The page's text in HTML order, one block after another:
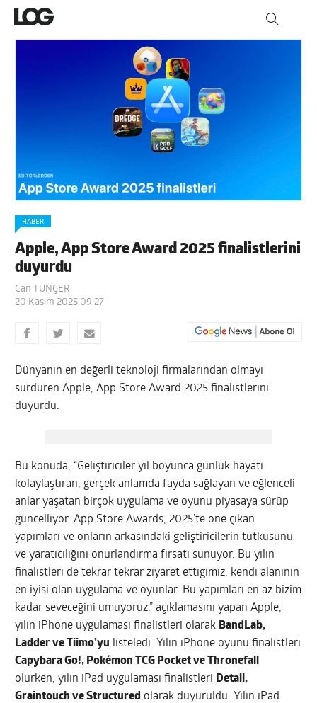
HABER
Apple, App Store Award 2025 finalistlerini
duyurdu
Can TUNÇER
20 Kasım 2025 09:27
Dünyanın en değerli teknoloji firmalarından olmayı
sürdüren Apple, App Store Award 2025 finalistlerini
duyurdu.
Bu konuda, “Geliştiriciler yıl boyunca günlük hayatı
kolaylaştıran, gerçek anlamda fayda sağlayan ve eğlenceli
anlar yaşatan birçok uygulama ve oyunu piyasaya sürüp
güncelliyor. App Store Awards, 2025’te öne çıkan
yapımları ve onların arkasındaki geliştiricilerin tutkusunu
ve yaratıcılığını onurlandırma fırsatı sunuyor. Bu yılın
finalistleri de tekrar tekrar ziyaret ettiğimiz, kendi alanının
en iyisi olan uygulama ve oyunlar. Bu yapımları en az bizim
kadar seveceğini umuyoruz.” açıklamasını yapan Apple,
yılın iPhone uygulaması finalistleri olarak BandLab,
Ladder ve Tiimo’yu listeledi. Yılın iPhone oyunu finalistleri
Capybara Go!, Pokémon TCG Pocket ve Thronefall
olurken, yılın iPad uygulaması finalistleri Detail,
Graintouch ve Structured olarak duyuruldu. Yılın iPad